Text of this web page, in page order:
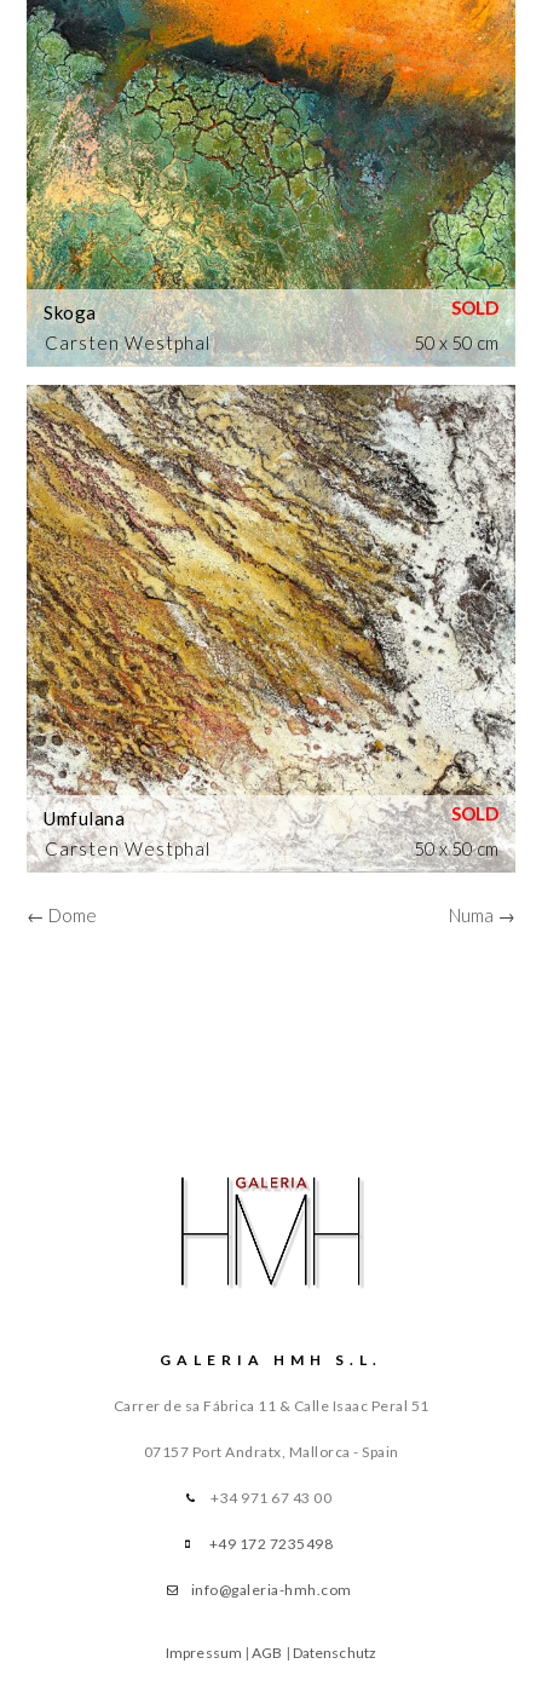
Carsten Westphal
Skoga
50 x 50 cm
Carsten Westphal
Umfulana
50 x 50 cm
← Dome Numa →
GALERIA HMH S.L.
Carrer de sa Fábrica 11 & Calle Isaac Peral 51
07157 Port Andratx, Mallorca - Spain
+34 971 67 43 00
+49 172 7235498
info@galeria-hmh.com
Impressum |AGB | Datenschutz